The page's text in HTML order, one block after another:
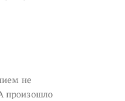
не
произошло